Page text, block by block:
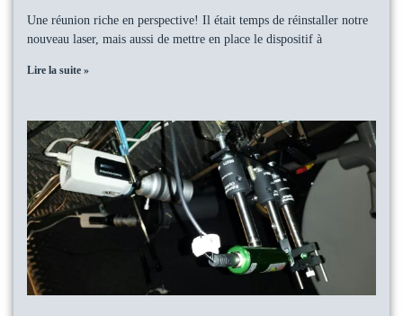
Une réunion riche en perspective! Il était temps de réinstaller notre
nouveau laser, mais aussi de mettre en place le dispositif à
Lire la suite »